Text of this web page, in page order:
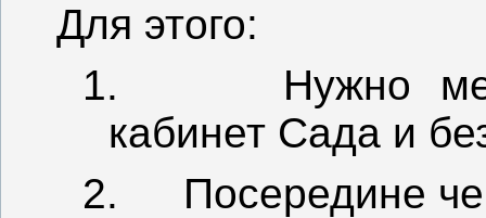
Для этого:
1.
Нужно
кабинет Сада и
2.
Посередине